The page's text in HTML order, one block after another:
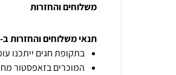
משלוחים והחזרות
תנאי משלוחים והחזרות ב-zap
בתקופת חגים ייתכנו
המוכרים בזאפסטור